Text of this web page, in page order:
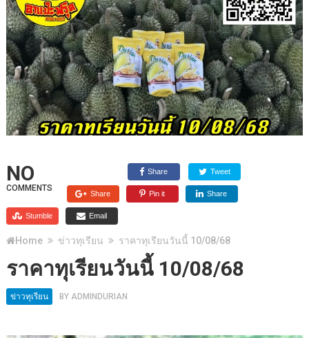
NO
COMMENTS
Share Tweet
Share Pin it Share
Stumble Email
Home ข่าวทุเรียน ราคาทุเรียนวันนี้ 10/08/68
ราคาทุเรียนวันนี้ 10/08/68
ข่าวทุเรียน BY ADMINDURIAN